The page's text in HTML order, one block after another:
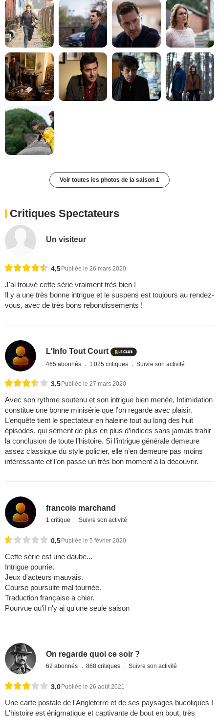
Voir toutes les photos de la saison 1
Critiques Spectateurs
Un visiteur
4,5 Publiée le 26 mars 2020
J'ai trouvé cette série vraiment très bien !
Il y a une très bonne intrigue et le suspens est toujours au rendez-
vous, avec de très bons rebondissements !
L'Info Tout Court
465 abonnés 1 025 critiques Suivre son activité
3,5 Publiée le 27 mars 2020
Avec son rythme soutenu et son intrigue bien menée, Intimidation
constitue une bonne minisérie que l’on regarde avec plaisir.
L’enquête tient le spectateur en haleine tout au long des huit
épisodes, qui sèment de plus en plus d’indices sans jamais trahir
la conclusion de toute l’histoire. Si l’intrigue générale demeure
assez classique du style policier, elle n’en demeure pas moins
intéressante et l’on passe un très bon moment à la découvrir.
francois marchand
1 critique Suivre son activité
0,5Publiée le 5 février 2020
Cette série est une daube...
Intrigue pourrie.
Jeux d'acteurs mauvais.
Course poursuite mal tournée.
Traduction française a chier.
Pourvue qu'il n'y ai qu'une seule saison
On regarde quoi ce soir ?
62 abonnés 868 critiques Suivre son activité
3,0Publiée le 26 août 2021
Une carte postale de l'Angleterre et de ses paysages bucoliques !
L'histoire est énigmatique et captivante de bout en bout, très